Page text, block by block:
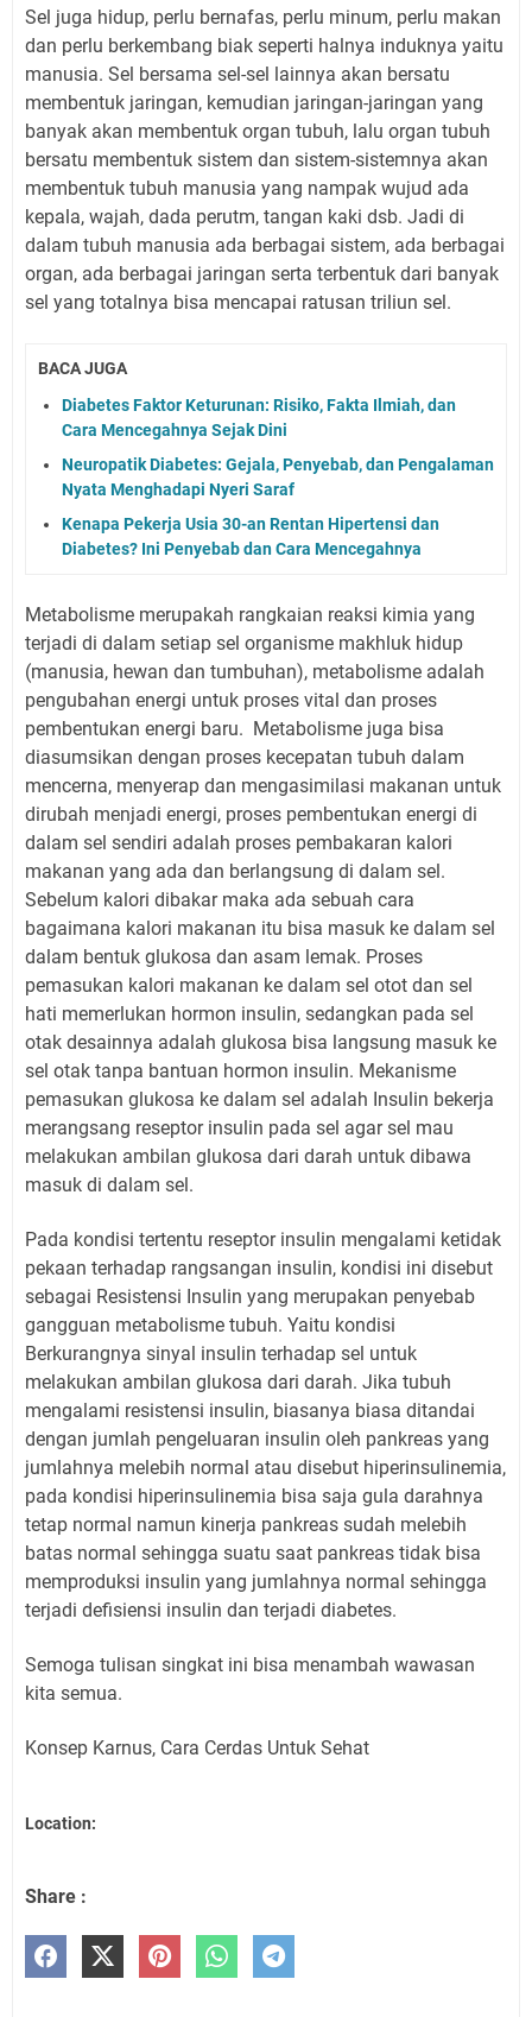
Sel juga hidup, perlu bernafas, perlu minum, perlu makan
dan perlu berkembang biak seperti halnya induknya yaitu
manusia. Sel bersama sel-sel lainnya akan bersatu
membentuk jaringan, kemudian jaringan-jaringan yang
banyak akan membentuk organ tubuh, lalu organ tubuh
bersatu membentuk sistem dan sistem-sistemnya akan
membentuk tubuh manusia yang nampak wujud ada
kepala, wajah, dada perutm, tangan kaki dsb. Jadi di
dalam tubuh manusia ada berbagai sistem, ada berbagai
organ, ada berbagai jaringan serta terbentuk dari banyak
sel yang totalnya bisa mencapai ratusan triliun sel.
BACA JUGA
Diabetes Faktor Keturunan: Risiko, Fakta Ilmiah, dan
Cara Mencegahnya Sejak Dini
Neuropatik Diabetes: Gejala, Penyebab, dan Pengalaman
Nyata Menghadapi Nyeri Saraf
Kenapa Pekerja Usia 30-an Rentan Hipertensi dan
Diabetes? Ini Penyebab dan Cara Mencegahnya
Metabolisme merupakah rangkaian reaksi kimia yang
terjadi di dalam setiap sel organisme makhluk hidup
(manusia, hewan dan tumbuhan), metabolisme adalah
pengubahan energi untuk proses vital dan proses
pembentukan energi baru. Metabolisme juga bisa
diasumsikan dengan proses kecepatan tubuh dalam
mencerna, menyerap dan mengasimilasi makanan untuk
dirubah menjadi energi, proses pembentukan energi di
dalam sel sendiri adalah proses pembakaran kalori
makanan yang ada dan berlangsung di dalam sel.
Sebelum kalori dibakar maka ada sebuah cara
bagaimana kalori makanan itu bisa masuk ke dalam sel
dalam bentuk glukosa dan asam lemak. Proses
pemasukan kalori makanan ke dalam sel otot dan sel
hati memerlukan hormon insulin, sedangkan pada sel
otak desainnya adalah glukosa bisa langsung masuk ke
sel otak tanpa bantuan hormon insulin. Mekanisme
pemasukan glukosa ke dalam sel adalah Insulin bekerja
merangsang reseptor insulin pada sel agar sel mau
melakukan ambilan glukosa dari darah untuk dibawa
masuk di dalam sel.
Pada kondisi tertentu reseptor insulin mengalami ketidak
pekaan terhadap rangsangan insulin, kondisi ini disebut
sebagai Resistensi Insulin yang merupakan penyebab
gangguan metabolisme tubuh. Yaitu kondisi
Berkurangnya sinyal insulin terhadap sel untuk
melakukan ambilan glukosa dari darah. Jika tubuh
mengalami resistensi insulin, biasanya biasa ditandai
dengan jumlah pengeluaran insulin oleh pankreas yang
jumlahnya melebih normal atau disebut hiperinsulinemia,
pada kondisi hiperinsulinemia bisa saja gula darahnya
tetap normal namun kinerja pankreas sudah melebih
batas normal sehingga suatu saat pankreas tidak bisa
memproduksi insulin yang jumlahnya normal sehingga
terjadi defisiensi insulin dan terjadi diabetes.
Semoga tulisan singkat ini bisa menambah wawasan
kita semua.
Konsep Karnus, Cara Cerdas Untuk Sehat
Location:
Share :